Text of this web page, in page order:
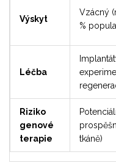
Výskyt
Vzácný
%
Léčba
Riziko
genové
terapie
tkáně)